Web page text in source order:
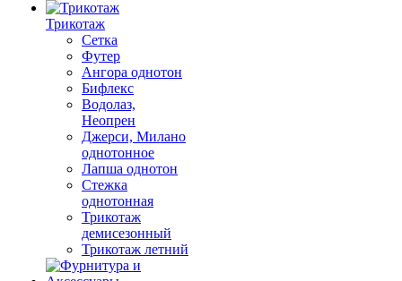
Трикотаж
Сетка
Футер
Ангора однотон
Бифлекс
Водолаз,
Неопрен
Джерси, Милано
однотонное
Лапша однотон
Стежка
однотонная
Трикотаж
демисезонный
Трикотаж летний